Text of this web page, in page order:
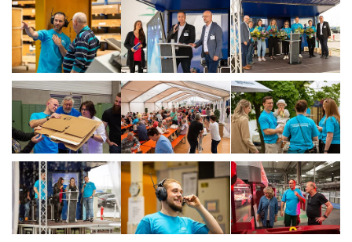
Show larger versionShow larger versionShow larger
Show larger versionShow larger versionShow larger
Show larger versionShow larger versionShow larger